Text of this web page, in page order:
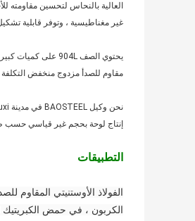
غير مغناطيسية ، وتوفر قابلية
مقاوم للصدأ مزدوج منخفض التكلفة 2205.
إنتاج لوحة بحجم غير قياسي حسب طلب العميل.السماكة من 3.0-120
التطبيقات
الكربون ، في حمض